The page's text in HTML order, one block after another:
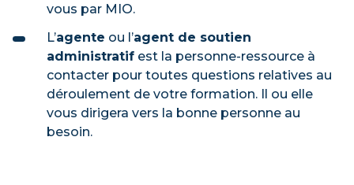
vous par MIO.
L’agente ou l’agent de soutien
administratif est la personne-ressource à
contacter pour toutes questions relatives au
déroulement de votre formation. Il ou elle
vous dirigera vers la bonne personne au
besoin.